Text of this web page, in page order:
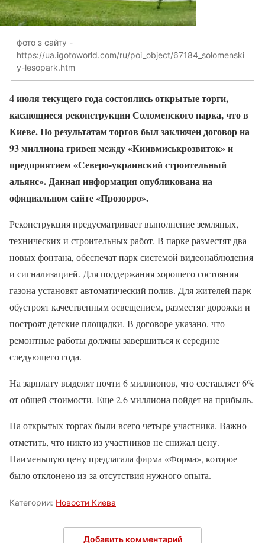
фото з сайту -
https://ua.igotoworld.com/ru/poi_object/67184_solomenski
y-lesopark.htm
4 июля текущего года состоялись открытые торги,
касающиеся реконструкции Соломенского парка, что в
Киеве. По результатам торгов был заключен договор на
93 миллиона гривен между «Киивмиськрозвиток» и
предприятием «Северо-украинский строительный
альянс». Данная информация опубликована на
официальном сайте «Прозорро».
Реконструкция предусматривает выполнение земляных,
технических и строительных работ. В парке разместят два
новых фонтана, обеспечат парк системой видеонаблюдения
и сигнализацией. Для поддержания хорошего состояния
газона установят автоматический полив. Для жителей парк
обустроят качественным освещением, разместят дорожки и
построят детские площадки. В договоре указано, что
ремонтные работы должны завершиться к середине
следующего года.
На зарплату выделят почти 6 миллионов, что составляет 6%
от общей стоимости. Еще 2,6 миллиона пойдет на прибыль.
На открытых торгах были всего четыре участника. Важно
отметить, что никто из участников не снижал цену.
Наименьшую цену предлагала фирма «Форма», которое
было отклонено из-за отсутствия нужного опыта.
Категории: Новости Киева
Добавить комментарий